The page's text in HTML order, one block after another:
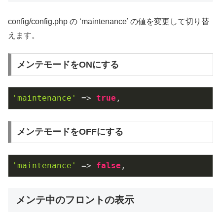
config/config.php の ‘maintenance’ の値を変更して切り替
えます。
メンテモードをONにする
'maintenance' => true ,
メンテモードをOFFにする
'maintenance' => false ,
メンテ中のフロントの表示